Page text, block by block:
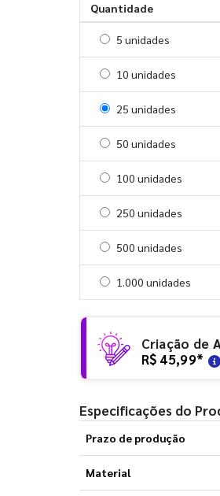
Quantidade
Selecionar 5 unidades
5 unidades
Selecionar 10 unidades
10 unidades
Selecionar 25 unidades
25 unidades
Selecionar 50 unidades
50 unidades
Selecionar 100
100 unidades
Selecionar 250
250 unidades
Selecionar 500
500 unidades
Selecionar 1000
1.000 unidades
Criação de
R$ 45,99*
Especificações do
Prazo de produção
Material